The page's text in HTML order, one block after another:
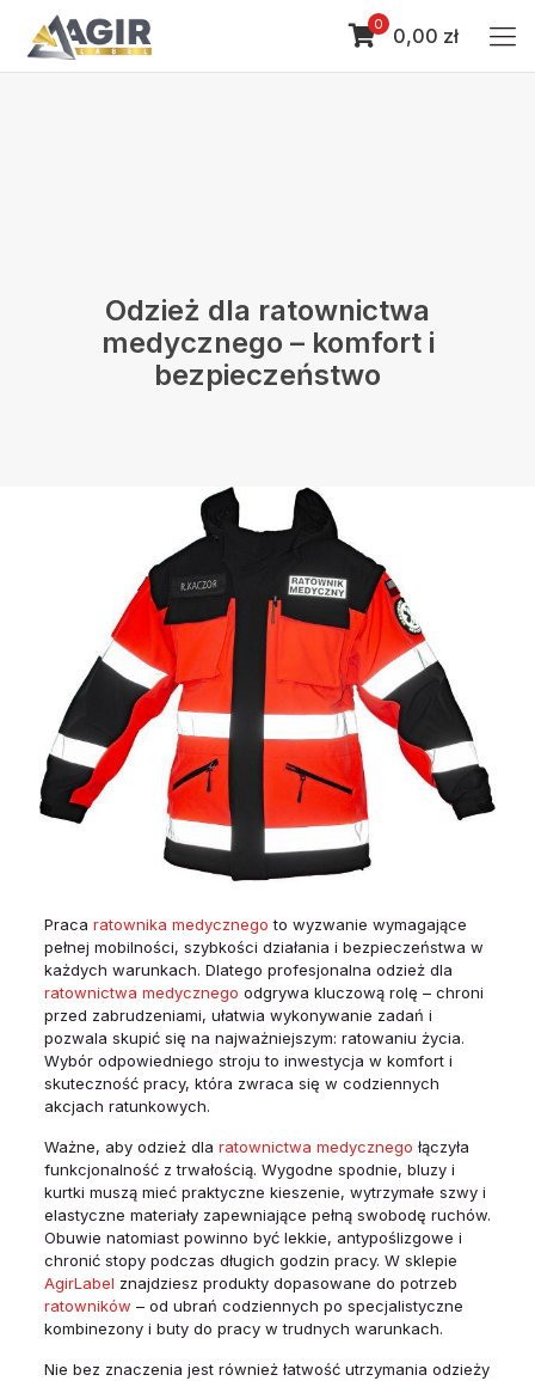
0 0,00 zł
Odzież dla ratownictwa
medycznego – komfort i
bezpieczeństwo
Praca ratownika medycznego to wyzwanie wymagające
pełnej mobilności, szybkości działania i bezpieczeństwa w
każdych warunkach. Dlatego profesjonalna odzież dla
ratownictwa medycznego odgrywa kluczową rolę – chroni
przed zabrudzeniami, ułatwia wykonywanie zadań i
pozwala skupić się na najważniejszym: ratowaniu życia.
Wybór odpowiedniego stroju to inwestycja w komfort i
skuteczność pracy, która zwraca się w codziennych
akcjach ratunkowych.
Ważne, aby odzież dla ratownictwa medycznego łączyła
funkcjonalność z trwałością. Wygodne spodnie, bluzy i
kurtki muszą mieć praktyczne kieszenie, wytrzymałe szwy i
elastyczne materiały zapewniające pełną swobodę ruchów.
Obuwie natomiast powinno być lekkie, antypoślizgowe i
chronić stopy podczas długich godzin pracy. W sklepie
AgirLabel znajdziesz produkty dopasowane do potrzeb
ratowników – od ubrań codziennych po specjalistyczne
kombinezony i buty do pracy w trudnych warunkach.
Nie bez znaczenia jest również łatwość utrzymania odzieży